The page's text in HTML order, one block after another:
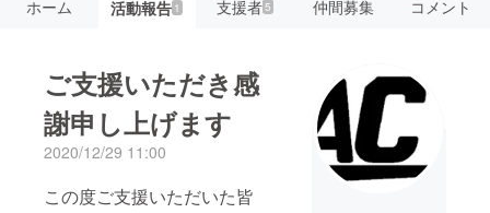
ホーム 活動報告1 支援者5 仲間募集 コメント
ご支援いただき感
謝申し上げます
2020/12/29 11:00
この度ご支援いただいた皆